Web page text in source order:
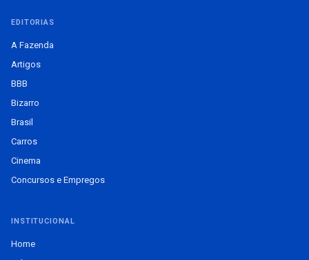
EDITORIAS
A Fazenda
Artigos
BBB
Bizarro
Brasil
Carros
Cinema
Concursos e Empregos
INSTITUCIONAL
Home